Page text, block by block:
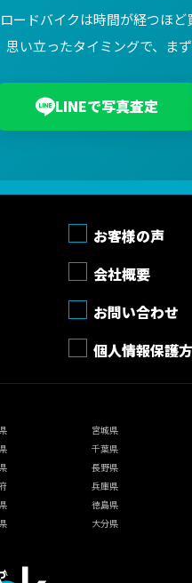
ロードバイクは時間が経つほど
思い立ったタイミングで、ま
LINEで写真査定
お客様の声
会社概要
お問い合わせ
個人情報保護
宮城県
千葉県
長野県
兵庫県
徳島県
大分県